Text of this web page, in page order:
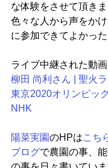
な体験をさせて頂きま
色々な人から声をか
に参加できてよかった
ライブ中継された動
柳田 尚利さん | 聖火
東京2020オリンピッ
NHK
陽菜実園のHPはこち
ブログで農園の事、